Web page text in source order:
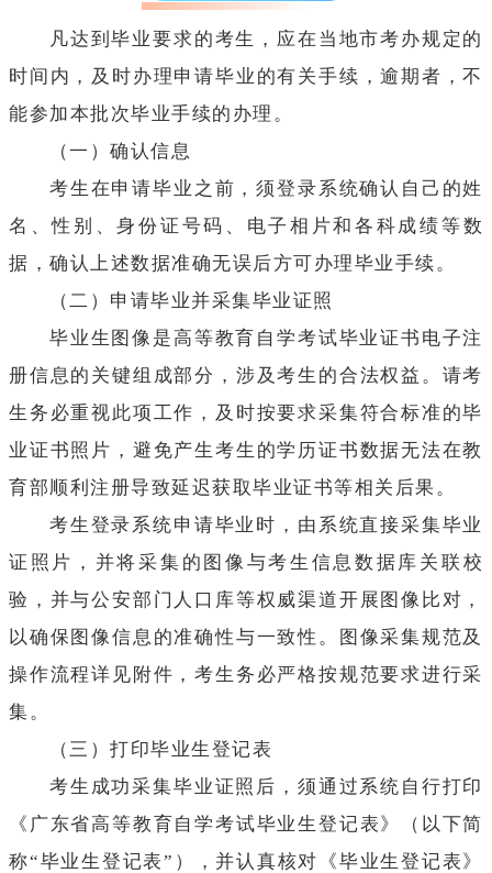
凡达到毕业要求的考生，应在当地市考办规定的
时间内，及时办理申请毕业的有关手续，逾期者，不
能参加本批次毕业手续的办理。
（一）确认信息
考生在申请毕业之前，须登录系统确认自己的姓
名、性别、身份证号码、电子相片和各科成绩等数
据，确认上述数据准确无误后方可办理毕业手续。
（二）申请毕业并采集毕业证照
毕业生图像是高等教育自学考试毕业证书电子注
册信息的关键组成部分，涉及考生的合法权益。请考
生务必重视此项工作，及时按要求采集符合标准的毕
业证书照片，避免产生考生的学历证书数据无法在教
育部顺利注册导致延迟获取毕业证书等相关后果。
考生登录系统申请毕业时，由系统直接采集毕业
证照片，并将采集的图像与考生信息数据库关联校
验，并与公安部门人口库等权威渠道开展图像比对，
以确保图像信息的准确性与一致性。图像采集规范及
操作流程详见附件，考生务必严格按规范要求进行采
集。
（三）打印毕业生登记表
考生成功采集毕业证照后，须通过系统自行打印
《广东省高等教育自学考试毕业生登记表》（以下简
称“毕业生登记表”），并认真核对《毕业生登记表》